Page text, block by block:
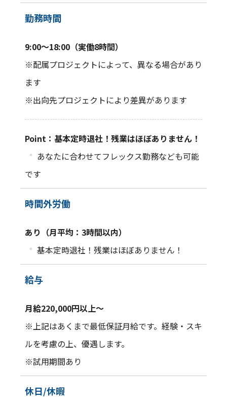
勤務時間
9:00～18:00（実働8時間）
※配属プロジェクトによって、異なる場合があり
ます
※出向先プロジェクトにより差異があります
Point：基本定時退社！残業はほぼありません！
・ あなたに合わせてフレックス勤務なども可能
です
時間外労働
あり（月平均：3時間以内）
・ 基本定時退社！残業はほぼありません！
給与
月給220,000円以上～
※上記はあくまで最低保証月給です。経験・スキ
ルを考慮の上、優遇します。
※試用期間あり
休日/休暇